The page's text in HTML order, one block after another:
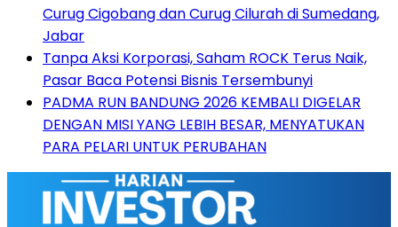
Curug Cigobang dan Curug Cilurah di Sumedang,
Jabar
Tanpa Aksi Korporasi, Saham ROCK Terus Naik,
Pasar Baca Potensi Bisnis Tersembunyi
PADMA RUN BANDUNG 2026 KEMBALI DIGELAR
DENGAN MISI YANG LEBIH BESAR, MENYATUKAN
PARA PELARI UNTUK PERUBAHAN